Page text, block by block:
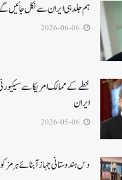
ہم جلد ہی ایران سے نکل
خطے کے ممالک امریکا سے سیکیورٹی
ایران
دس ہندوستانی جہاز آبنائے